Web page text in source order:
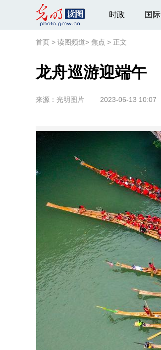
时政 国际
首页 > 读图频道> 焦点 > 正文
龙舟巡游迎端午
来源： 光明图片 2023-06-13 10:07